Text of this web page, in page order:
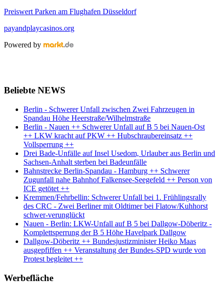
Preiswert Parken am Flughafen Düsseldorf
payandplaycasinos.org
Powered by
Beliebte NEWS
Berlin - Schwerer Unfall zwischen Zwei Fahrzeugen in
Spandau Höhe Heerstraße/Wilhelmstraße
Berlin - Nauen ++ Schwerer Unfall auf B 5 bei Nauen-Ost
++ LKW kracht auf PKW ++ Hubschraubereinsatz ++
Vollsperrung ++
Drei Bade-Unfälle auf Insel Usedom, Urlauber aus Berlin und
Sachsen-Anhalt sterben bei Badeunfälle
Bahnstrecke Berlin-Spandau - Hamburg ++ Schwerer
Zugunfall nahe Bahnhof Falkensee-Seegefeld ++ Person von
ICE getötet ++
Kremmen/Fehrbellin: Schwerer Unfall bei 1. Frühlingsrally
des CRC - Zwei Berliner mit Oldtimer bei Flatow/Kuhhorst
schwer-verunglückt
Nauen - Berlin: LKW-Unfall auf B 5 bei Dallgow-Döberitz -
Komplettsperrung der B 5 Höhe Havelpark Dallgow
Dallgow-Döberitz ++ Bundesjustizminister Heiko Maas
ausgepfiffen ++ Veranstaltung der Bundes-SPD wurde von
Protest begleitet ++
Werbefläche